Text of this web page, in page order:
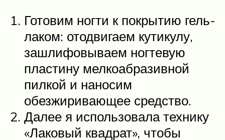
Готовим ногти к покрытию гель-
лаком: отодвигаем кутикулу,
зашлифовываем ногтевую
пластину мелкоабразивной
пилкой и наносим
обезжиривающее средство.
Далее я использовала технику
«Лаковый квадрат», чтобы